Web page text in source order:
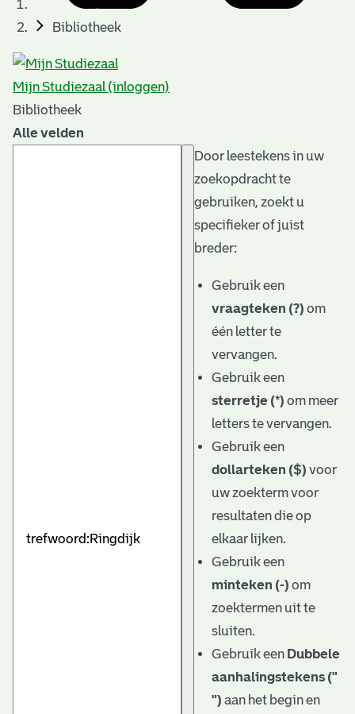
Bibliotheek
Mijn Studiezaal (inloggen)
Bibliotheek
Alle velden
Door leestekens in uw
zoekopdracht te
gebruiken, zoekt u
specifieker of juist
breder:
Gebruik een
vraagteken (?) om
één letter te
vervangen.
Gebruik een
sterretje (*) om meer
letters te vervangen.
Gebruik een
dollarteken ($) voor
uw zoekterm voor
resultaten die op
elkaar lijken.
Gebruik een
minteken (-) om
zoektermen uit te
sluiten.
Gebruik een Dubbele
aanhalingstekens ("
") aan het begin en